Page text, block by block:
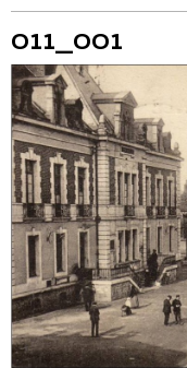
011_001